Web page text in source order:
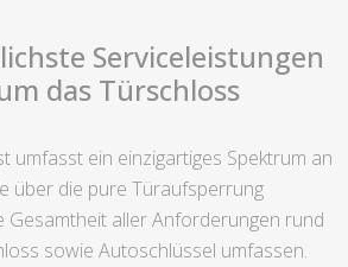
Serviceleistungen
das Türschloss
umfasst ein einzigartiges Spektrum an
über die pure Türaufsperrung
Gesamtheit aller Anforderungen rund
sowie Autoschlüssel umfassen.